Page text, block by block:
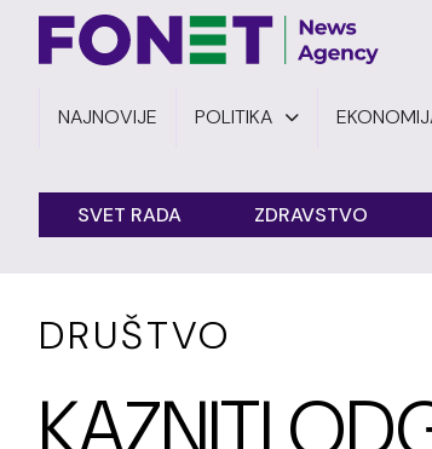
NAJNOVIJE POLITIKA
SVET RADA ZDRAVSTVO
DRUŠTVO